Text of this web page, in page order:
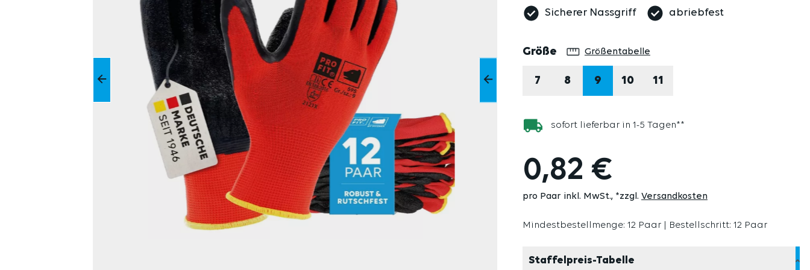
Sicherer Nassgriff abriebfest
Größeauswählen
Größentabelle
7 8 9 10 11
sofort lieferbar in 1-5 Tagen**
0,82 €
pro Paar inkl. MwSt. *zzgl. Versandkosten
Mindestbestellmenge: 12 Paar | Bestellschritt: 12 Paar
Staffelpreis-Tabelle